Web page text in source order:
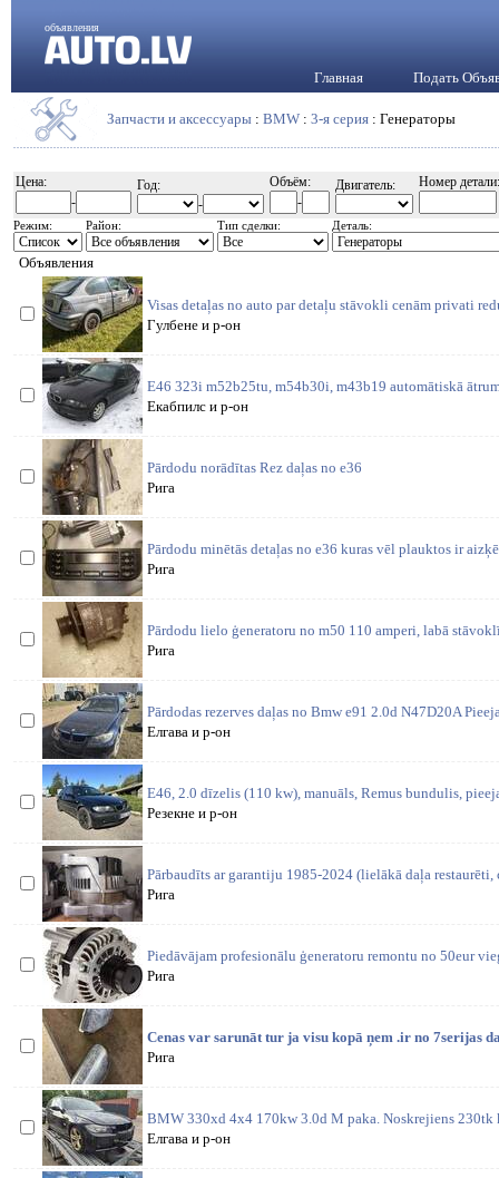
объявления
Главная Подать
Запчасти и аксессуары : BMW : 3-я серия : Генераторы
Цена:
-
Год:
-
Объём:
-
Двигатель: Номер детали:
Режим: Район: Тип сделки: Деталь:
Объявления
Visas detaļas no auto par detaļu stāvokli cenām privati
Гулбене и р-он
E46 323i m52b25tu, m54b30i, m43b19 automātiskā
Екабпилс и р-он
Pārdodu norādītas Rez daļas no e36
Рига
Pārdodu minētās detaļas no e36 kuras vēl plauktos ir
Рига
Pārdodu lielo ģeneratoru no m50 110 amperi, labā
Рига
Pārdodas rezerves daļas no Bmw e91 2.0d N47D20A
Елгава и р-он
E46, 2.0 dīzelis (110 kw), manuāls, Remus bundulis,
Резекне и р-он
Pārbaudīts ar garantiju 1985-2024 (lielākā daļa restaurēti,
Рига
Piedāvājam profesionālu ģeneratoru remontu no 50eur
Рига
Cenas var sarunāt tur ja visu kopā ņem .ir no 7serijas
Рига
BMW 330xd 4x4 170kw 3.0d M paka. Noskrejiens 230tk
Елгава и р-он